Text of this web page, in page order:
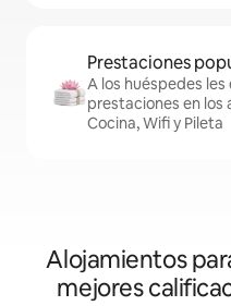
Prestaciones
A los huéspedes
prestaciones en los
Cocina, Wifi y Pileta
Alojamientos
mejores